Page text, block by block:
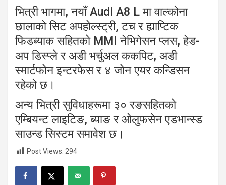
भित्री भागमा, नयाँ Audi A8 L मा वाल्कोना
छालाको सिट अपहोल्स्ट्री, टच र ह्याप्टिक
फिडब्याक सहितको MMI नेभिगेसन प्लस, हेड-
अप डिस्प्ले र अडी भर्चुअल ककपिट, अडी
स्मार्टफोन इन्टरफेस र ४ जोन एयर कन्डिसन
रहेको छ।
अन्य भित्री सुविधाहरूमा ३० रङसहितको
एम्बियन्ट लाइटिङ, ब्याङ र ओलुफसेन एडभान्स्ड
साउन्ड सिस्टम समावेश छ।
Post Views: 294